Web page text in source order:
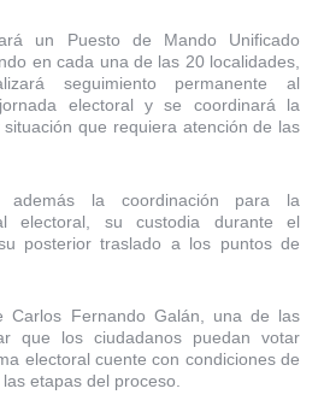
un Puesto de Mando Unificado
en cada una de las 20 localidades,
seguimiento permanente al
electoral y se coordinará la
que requiera atención de las
además la coordinación para la
electoral, su custodia durante el
posterior traslado a los puntos de
Carlos Fernando Galán, una de las
que los ciudadanos puedan votar
electoral cuente con condiciones de
etapas del proceso.